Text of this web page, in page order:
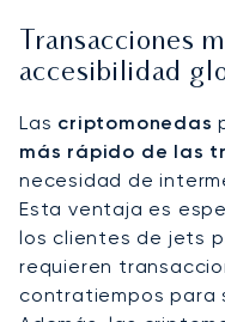
Transacciones
accesibilidad
Las criptomonedas
más rápido de las
necesidad de
Esta ventaja es
los clientes de jets
requieren
contratiempos para